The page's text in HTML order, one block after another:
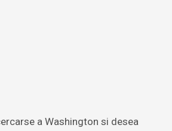
a Washington si desea